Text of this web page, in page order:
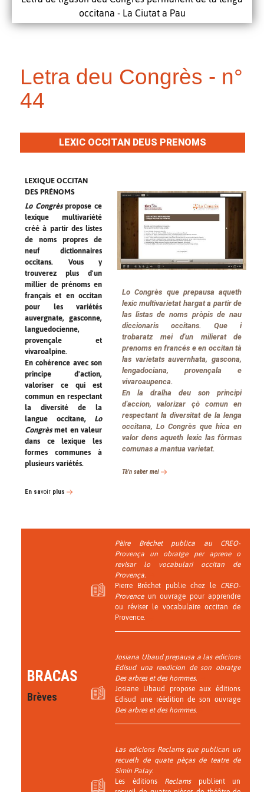
occitana - La Ciutat a Pau
Letra deu Congrès - n°
44
LEXIC OCCITAN DEUS PRENOMS
LEXIQUE OCCITAN
DES PRÉNOMS
Lo Congrèspropose ce
lexique multivariété
créé à partir des listes
de noms propres de
neuf dictionnaires
occitans. Vous y
trouverez plus d'un
millier de prénoms en
français et en occitan
pour les variétés
auvergnate, gasconne,
languedocienne,
provençale et
vivaroalpine.
En cohérence avec son
principe d'action,
valoriser ce qui est
commun en respectant
la diversité de la
langue occitane, Lo
Congrèsmet en valeur
dans ce lexique les
formes communes à
plusieurs variétés.
En savoir plus
Lo Congrès que prepausa aqueth
lexic multivarietat hargat a partir de
las listas de noms pròpis de nau
diccionaris occitans. Que i
trobaratz mei d'un milierat de
prenoms en francés e en occitan tà
las varietats auvernhata, gascona,
lengadociana, provençala e
vivaroaupenca.
En la dralha deu son principi
d'accion, valorizar çò comun en
respectant la diversitat de la lenga
occitana, Lo Congrès que hica en
valor dens aqueth lexic las fòrmas
comunas a mantua varietat.
Tà'n saber mei
BRACAS
Brèves
Pèire Bréchet publica au CREO-
Provença un obratge per aprene o
revisar lo vocabulari occitan de
Provença.
Pierre Bréchet publie chez le CREO-
Provenceun ouvrage pour apprendre
ou réviser le vocabulaire occitan de
Provence.
Josiana Ubaud prepausa a las edicions
Edisud una reedicion de son obratge
Des arbres et des hommes.
Josiane Ubaud propose aux éditions
Edisud une réédition de son ouvrage
Des arbres et des hommes.
Las edicions Reclams que publican un
recuelh de quate pèças de teatre de
Simin Palay.
Les éditions Reclamspublient un